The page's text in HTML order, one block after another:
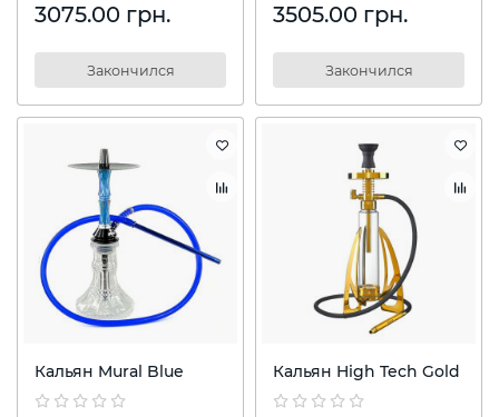
3075.00 грн.
Закончился
3505.00 грн.
Закончился
Кальян Mural Blue Кальян High Tech Gold